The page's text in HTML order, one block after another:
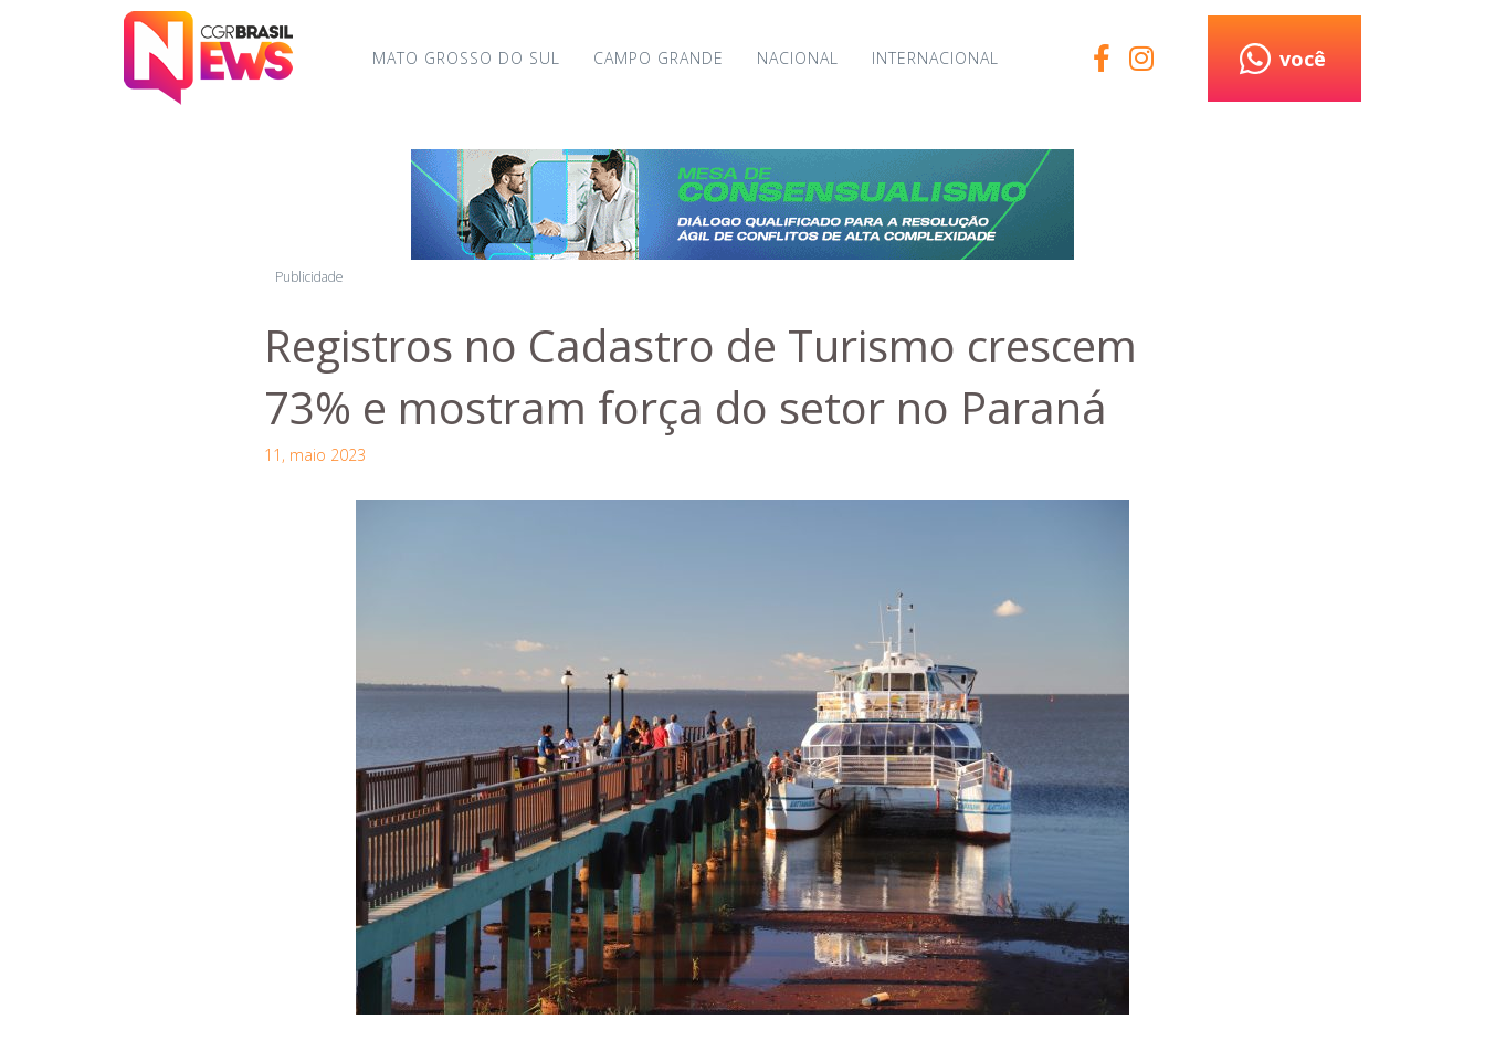
MATO GROSSO DO SUL CAMPO GRANDE NACIONAL INTERNACIONAL você
Publicidade
Registros no Cadastro de Turismo crescem
73% e mostram força do setor no Paraná
11, maio 2023